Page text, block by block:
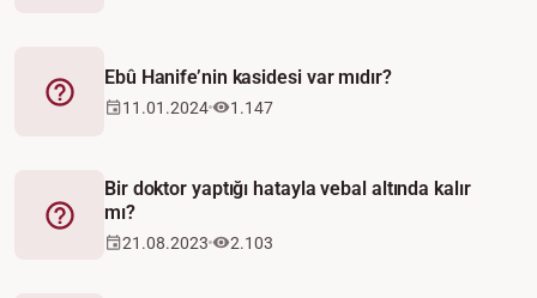
Fetva
Ebû Hanife’nin kasidesi var mıdır?
11.01.2024 1.147
Fetva
Bir doktor yaptığı hatayla vebal altında kalır
mı?
21.08.2023 2.103